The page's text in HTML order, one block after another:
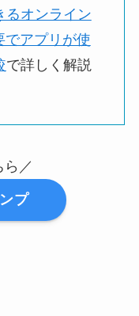
るオンライン
でアプリが使
で詳しく解説
ら／
プ